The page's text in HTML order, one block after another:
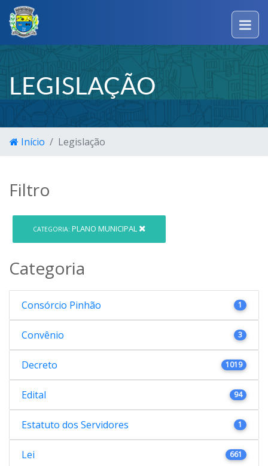
LEGISLAÇÃO
Início Legislação
Filtro
CATEGORIA: PLANO MUNICIPAL
Categoria
Consórcio Pinhão 1
Convênio 3
Decreto 1019
Edital 94
Estatuto dos Servidores 1
Lei 661